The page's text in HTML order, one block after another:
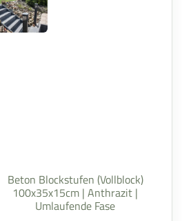
Beton Blockstufen (Vollblock)
100x35x15cm | Anthrazit |
Umlaufende Fase